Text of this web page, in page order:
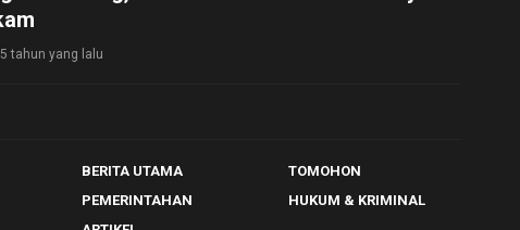
5 tahun yang lalu
BERITA UTAMA
TOMOHON
PEMERINTAHAN
HUKUM & KRIMINAL